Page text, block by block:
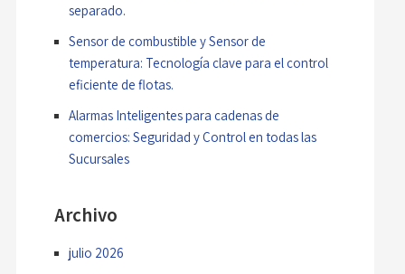
separado.
Sensor de combustible y Sensor de
temperatura: Tecnología clave para el control
eficiente de flotas.
Alarmas Inteligentes para cadenas de
comercios: Seguridad y Control en todas las
Sucursales
Archivo
julio 2026